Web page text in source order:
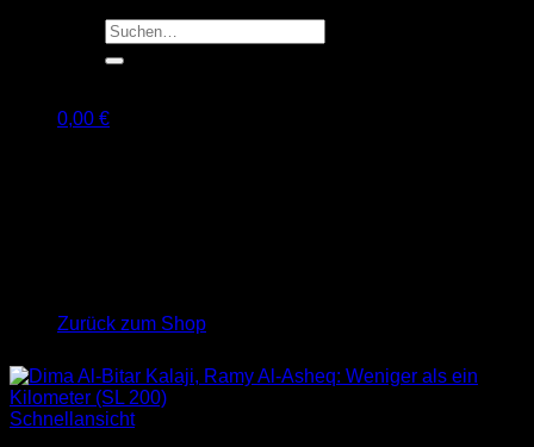
Suche
nach:
0,00 €
Zurück zum Shop
Schnellansicht